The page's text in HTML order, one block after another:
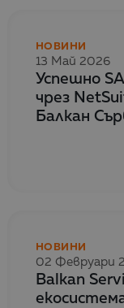
НОВИНИ
13 Май 2026
Успешно
чрез
Балкан
НОВИНИ
02 Февруари
Balkan